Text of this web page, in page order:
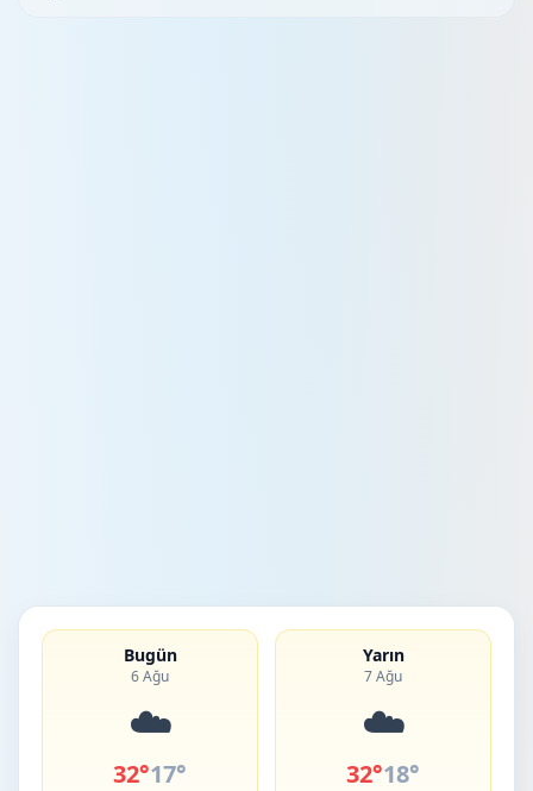
Bugün
6 Ağu
☁️
32°17°
Yarın
7 Ağu
☁️
32°18°